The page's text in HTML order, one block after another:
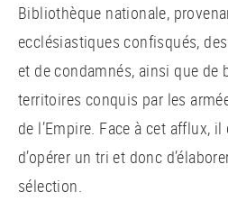
Bibliothèque nationale,
ecclésiastiques confisqués,
et de condamnés, ainsi que de
territoires conquis par les
de l’Empire. Face à cet afflux,
d’opérer un tri et donc
sélection.